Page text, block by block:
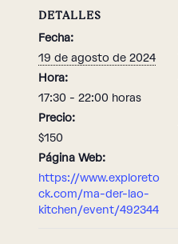
DETALLES
Fecha:
19 de agosto de 2024
Hora:
17:30 - 22:00 horas
Precio:
$150
Página Web:
https://www.exploreto
ck.com/ma-der-lao-
kitchen/event/492344